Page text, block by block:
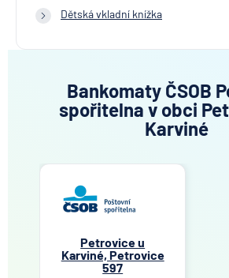
Dětská vkladní knížka
Bankomaty ČSOB
spořitelna v obci
Karviné
Petrovice u
Karviné, Petrovice
597